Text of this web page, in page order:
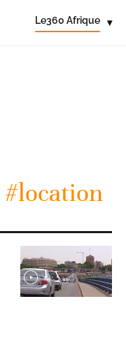
Le360 Afrique ▾
#location